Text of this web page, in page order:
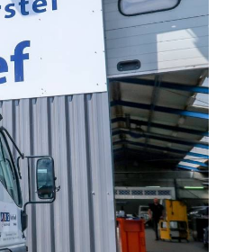
Bel ons op: 0900 - 6611111